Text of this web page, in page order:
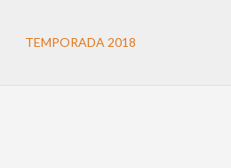
TEMPORADA 2018